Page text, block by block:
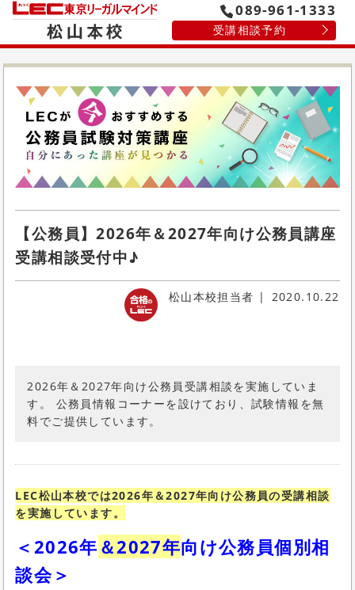
089-961-1333
受講相談予約
【公務員】2026年＆2027年向け公務員講座
受講相談受付中♪
松山本校担当者 2020.10.22
2026年＆2027年向け公務員受講相談を実施していま
す。 公務員情報コーナーを設けており、試験情報を無
料でご提供しています。
LEC松山本校では2026年＆2027年向け公務員の受講相談
を実施しています。
＜2026年 ＆2027年向け公務員個別相
談会＞